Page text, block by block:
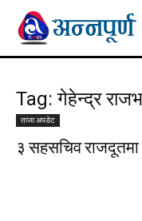
Tag: गेहेन्द्र
ताजा अपडेट
३ सहसचिव